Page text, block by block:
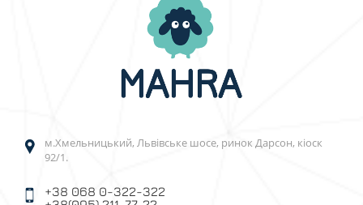
м.Хмельницький, Львівське шосе, ринок Дарсон, кіоск
92/1.
+38 068 0-322-322